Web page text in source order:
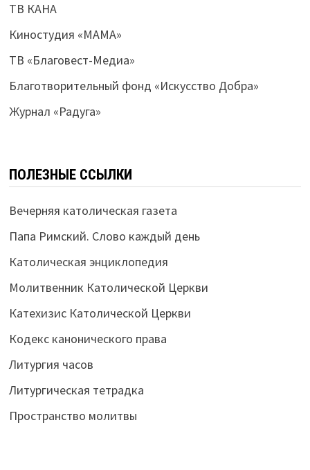
ТВ КАНА
Киностудия «МАМА»
ТВ «Благовест-Медиа»
Благотворительный фонд «Искусство Добра»
Журнал «Радуга»
ПОЛЕЗНЫЕ ССЫЛКИ
Вечерняя католическая газета
Папа Римский. Слово каждый день
Католическая энциклопедия
Молитвенник Католической Церкви
Катехизис Католической Церкви
Кодекс канонического права
Литургия часов
Литургическая тетрадка
Пространство молитвы